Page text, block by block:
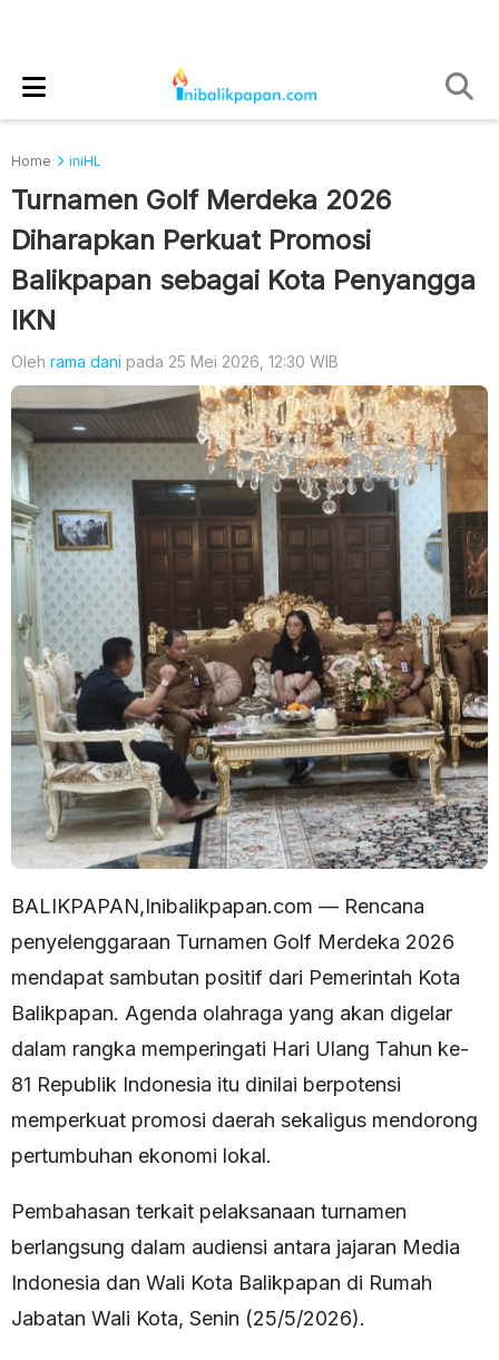
Home iniHL
Turnamen Golf Merdeka 2026
Diharapkan Perkuat Promosi
Balikpapan sebagai Kota Penyangga
IKN
Oleh rama dani pada 25 Mei 2026, 12:30 WIB
BALIKPAPAN,Inibalikpapan.com — Rencana
penyelenggaraan Turnamen Golf Merdeka 2026
mendapat sambutan positif dari Pemerintah Kota
Balikpapan. Agenda olahraga yang akan digelar
dalam rangka memperingati Hari Ulang Tahun ke-
81 Republik Indonesia itu dinilai berpotensi
memperkuat promosi daerah sekaligus mendorong
pertumbuhan ekonomi lokal.
Pembahasan terkait pelaksanaan turnamen
berlangsung dalam audiensi antara jajaran Media
Indonesia dan Wali Kota Balikpapan di Rumah
Jabatan Wali Kota, Senin (25/5/2026).